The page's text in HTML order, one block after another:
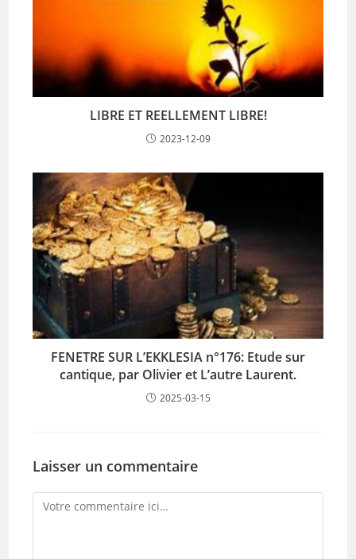
LIBRE ET REELLEMENT LIBRE!
2023-12-09
FENETRE SUR L’EKKLESIA n°176: Etude sur
cantique, par Olivier et L’autre Laurent.
2025-03-15
Laisser un commentaire
Comment